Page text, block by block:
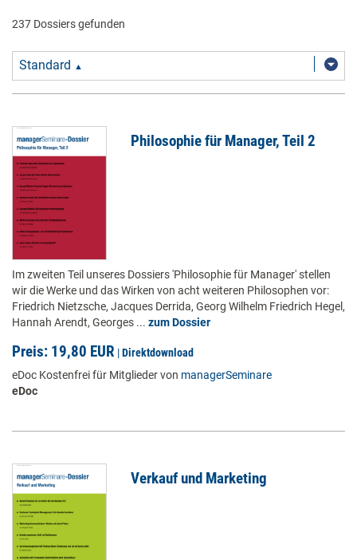
237 Dossiers gefunden
Standard ▲
Philosophie für Manager, Teil 2
Im zweiten Teil unseres Dossiers 'Philosophie für Manager' stellen
wir die Werke und das Wirken von acht weiteren Philosophen vor:
Friedrich Nietzsche, Jacques Derrida, Georg Wilhelm Friedrich Hegel,
Hannah Arendt, Georges ... zum Dossier
Preis: 19,80 EUR |Direktdownload
eDoc Kostenfrei für Mitglieder von managerSeminare
eDoc
Verkauf und Marketing